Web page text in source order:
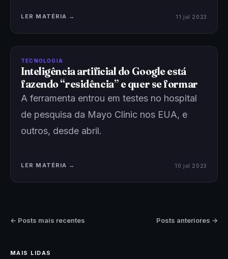
LER MATÉRIA → 11 jul 2023
TECNOLOGIA
Inteligência artificial do Google está
fazendo “residência” e quer se formar
A ferramenta entrou em testes no hospital
de pesquisa da Mayo Clinic nos EUA, e
outros, desde abril.
LER MATÉRIA → 10 jul 2023
← Posts mais recentes Posts anteriores →
MAIS LIDAS